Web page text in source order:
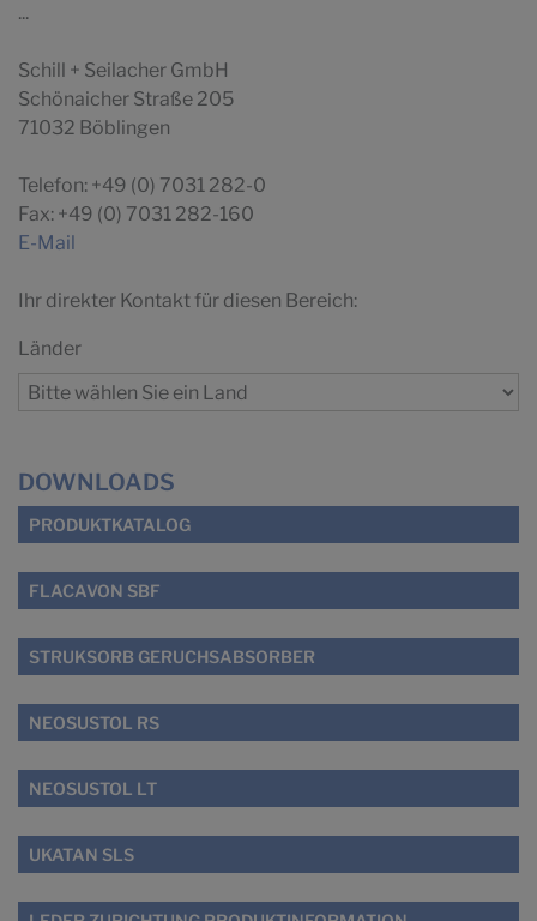
...
Schill + Seilacher GmbH
Schönaicher Straße 205
71032 Böblingen
Telefon: +49 (0) 7031 282-0
Fax: +49 (0) 7031 282-160
E-Mail
Ihr direkter Kontakt für diesen Bereich:
Länder
DOWNLOADS
PRODUKTKATALOG
FLACAVON SBF
STRUKSORB GERUCHSABSORBER
NEOSUSTOL RS
NEOSUSTOL LT
UKATAN SLS